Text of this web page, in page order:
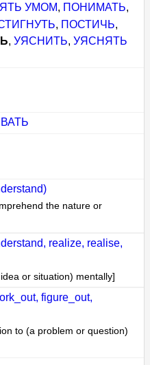
УМОМ, ПОНИМАТЬ,
, ПОСТИЧЬ,
,УЯСНИТЬ,УЯСНЯТЬ
the nature or
realize, realise,
or situation) mentally]
figure_out,
to (a problem or question)